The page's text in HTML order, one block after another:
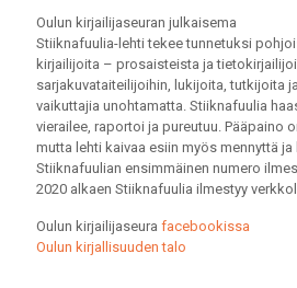
Oulun kirjailijaseuran julkaisema
Stiiknafuulia-lehti tekee tunnetuksi
kirjailijoita – prosaisteista ja
sarjakuvataiteilijoihin, lukijoita, tutkijoita
vaikuttajia unohtamatta. Stiiknafuulia
vierailee, raportoi ja pureutuu. Pääpaino
mutta lehti kaivaa esiin myös mennyttä
Stiiknafuulian ensimmäinen numero
2020 alkaen Stiiknafuulia ilmestyy
Oulun kirjailijaseura facebookissa
Oulun kirjallisuuden talo